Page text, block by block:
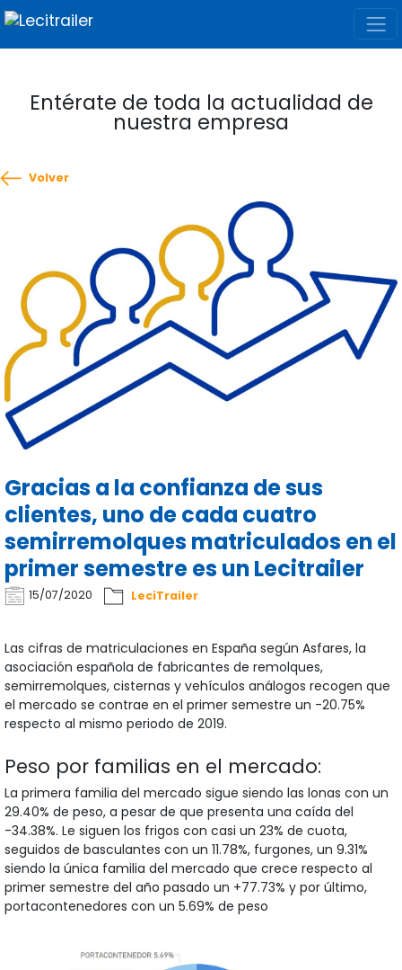
Entérate de toda la actualidad de
nuestra empresa
Volver
Gracias a la confianza de sus
clientes, uno de cada cuatro
semirremolques matriculados en el
primer semestre es un Lecitrailer
15/07/2020 LeciTrailer
Las cifras de matriculaciones en España según Asfares, la
asociación española de fabricantes de remolques,
semirremolques, cisternas y vehículos análogos recogen que
el mercado se contrae en el primer semestre un -20.75%
respecto al mismo periodo de 2019.
Peso por familias en el mercado:
La primera familia del mercado sigue siendo las lonas con un
29.40% de peso, a pesar de que presenta una caída del
-34.38%. Le siguen los frigos con casi un 23% de cuota,
seguidos de basculantes con un 11.78%, furgones, un 9.31%
siendo la única familia del mercado que crece respecto al
primer semestre del año pasado un +77.73% y por último,
portacontenedores con un 5.69% de peso